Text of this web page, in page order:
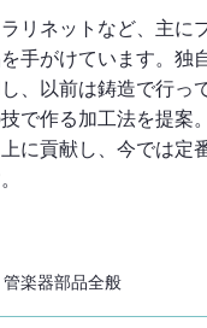
リネットなど、主に
手がけています。独
、以前は鋳造で行っ
で作る加工法を提案
に貢献し、今では定
楽器部品全般